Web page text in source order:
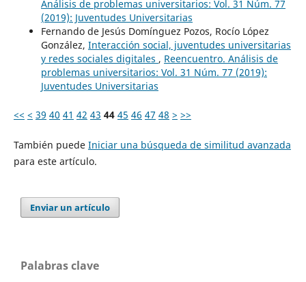
Análisis de problemas universitarios: Vol. 31 Núm. 77
(2019): Juventudes Universitarias
Fernando de Jesús Domínguez Pozos, Rocío López
González, Interacción social, juventudes universitarias
y redes sociales digitales , Reencuentro. Análisis de
problemas universitarios: Vol. 31 Núm. 77 (2019):
Juventudes Universitarias
<< < 39 40 41 42 43 44 45 46 47 48 > >>
También puede Iniciar una búsqueda de similitud avanzada
para este artículo.
Enviar un artículo
Palabras clave